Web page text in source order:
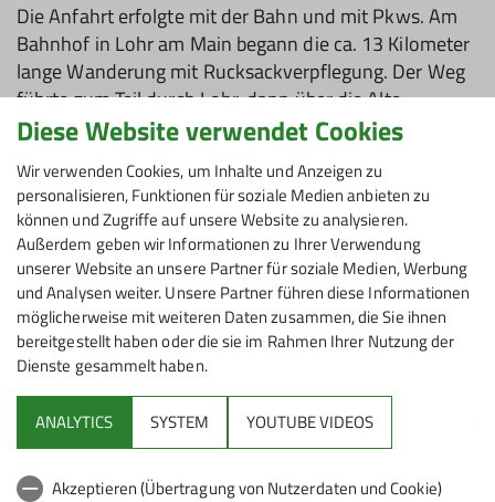
Die Anfahrt erfolgte mit der Bahn und mit Pkws. Am
Bahnhof in Lohr am Main begann die ca. 13 Kilometer
lange Wanderung mit Rucksackverpflegung. Der Weg
führte zum Teil durch Lohr, dann über die Alte
Mainbrücke auf die andere Flussseite und weiter
Kloster mit Wallfahrtskirche, erstmals erwähnt 1395.
Nach einer Rast führte die Wanderung bei bedecktem
Himmel, aber immerhin trockenem Wetter, zurück
nach Lohr, der Schneewittchenstadt. Die Stadt hat
diesen Namen erhalten, weil man Parallelen zwischen
der Stadtgeschichte und dem Märchen der Brüder
Grimm fand. Nachdem die Wanderer wieder in Lohr
waren, gab es eine Schlussrast in einem Weinlokal.
Danach ging es wieder nach Hanau zurück, wo diese
gelungene Wanderung zu Ende ging.
Diese Website verwendet Cookies
Wir verwenden Cookies, um Inhalte und Anzeigen zu
personalisieren, Funktionen für soziale Medien anbieten zu
können und Zugriffe auf unsere Website zu analysieren.
Außerdem geben wir Informationen zu Ihrer Verwendung
unserer Website an unsere Partner für soziale Medien, Werbung
und Analysen weiter. Unsere Partner führen diese Informationen
möglicherweise mit weiteren Daten zusammen, die Sie ihnen
bereitgestellt haben oder die sie im Rahmen Ihrer Nutzung der
Dienste gesammelt haben.
ANALYTICS SYSTEM YOUTUBE VIDEOS
Akzeptieren (Übertragung von Nutzerdaten und Cookie)